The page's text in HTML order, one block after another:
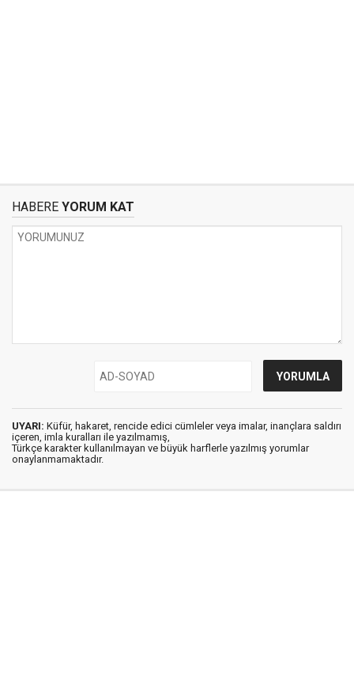
HABERE YORUM KAT
UYARI: Küfür, hakaret, rencide edici cümleler veya imalar, inançlara saldırı
içeren, imla kuralları ile yazılmamış,
Türkçe karakter kullanılmayan ve büyük harflerle yazılmış yorumlar
onaylanmamaktadır.